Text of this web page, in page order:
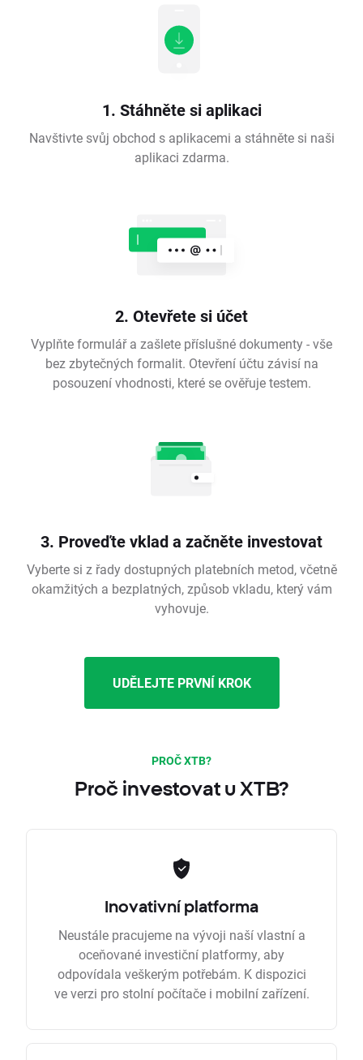
1. Stáhněte si aplikaci
Navštivte svůj obchod s aplikacemi a stáhněte si naši
aplikaci zdarma.
2. Otevřete si účet
Vyplňte formulář a zašlete příslušné dokumenty - vše
bez zbytečných formalit. Otevření účtu závisí na
posouzení vhodnosti, které se ověřuje testem.
3. Proveďte vklad a začněte investovat
Vyberte si z řady dostupných platebních metod, včetně
okamžitých a bezplatných, způsob vkladu, který vám
vyhovuje.
UDĚLEJTE PRVNÍ KROK
PROČ XTB?
Proč investovat u XTB?
Inovativní platforma
Neustále pracujeme na vývoji naší vlastní a
oceňované investiční platformy, aby
odpovídala veškerým potřebám. K dispozici
ve verzi pro stolní počítače i mobilní zařízení.